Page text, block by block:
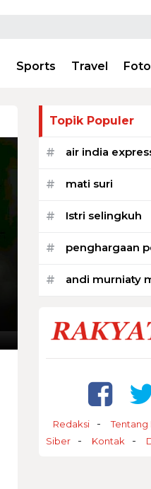
Sports Travel Foto
Topik Populer
# air india
# mati suri
# Istri selingkuh
# penghargaan
# andi murniaty
Redaksi Tentang
Siber
Kontak